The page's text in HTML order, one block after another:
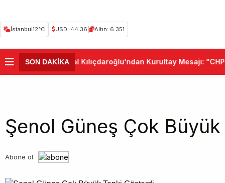
İstanbul12°C USD: 44.36 Altın: 6.351
SON DAKİKA
•Kemal Kılıçdaroğlu'ndan Kurultay Mesajı:
Şenol Güneş Çok
Abone ol